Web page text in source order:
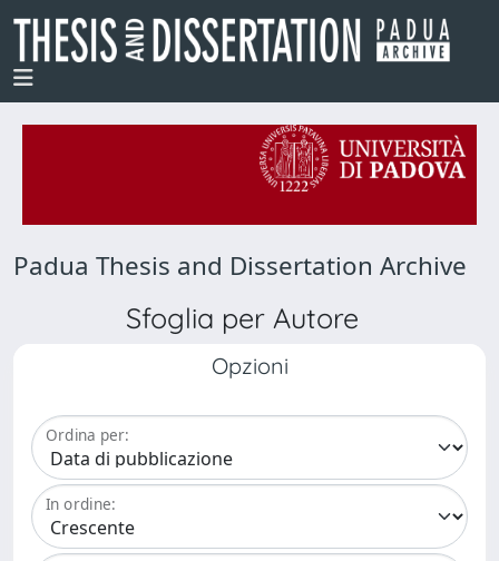
Padua Thesis and Dissertation Archive
Sfoglia per Autore
Opzioni
Ordina per:
In ordine: